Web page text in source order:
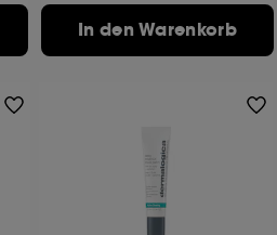
In den Warenkorb